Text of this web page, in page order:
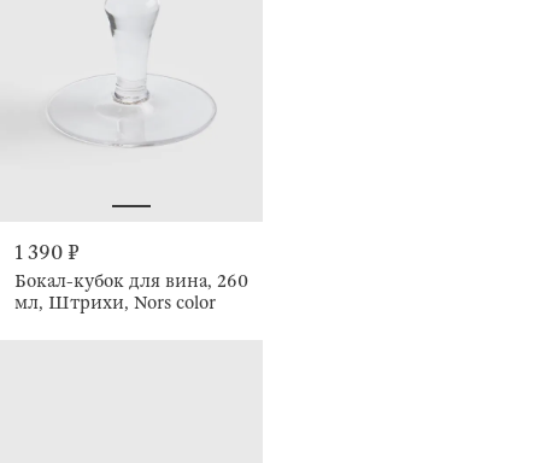
1 390 ₽
Бокал-кубок для вина, 260
мл, Штрихи, Nors color